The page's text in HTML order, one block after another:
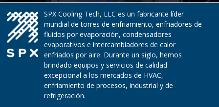
SPX Cooling Tech, LLC es un fabricante líder
mundial de torres de enfriamiento, enfriadores de
fluidos por evaporación, condensadores
evaporativos e intercambiadores de calor
enfriados por aire. Durante un siglo, hemos
brindado equipos y servicios de calidad
excepcional a los mercados de HVAC,
enfriamiento de procesos, industrial y de
refrigeración.